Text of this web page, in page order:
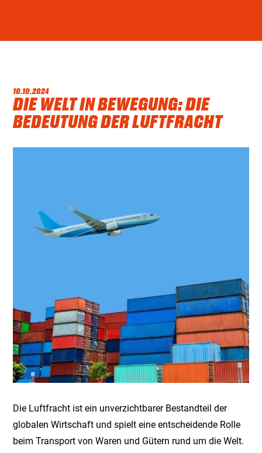
10.10.2024
DIE WELT IN BEWEGUNG: DIE
BEDEUTUNG DER LUFTFRACHT
Die Luftfracht ist ein unverzichtbarer Bestandteil der
globalen Wirtschaft und spielt eine entscheidende Rolle
beim Transport von Waren und Gütern rund um die Welt.